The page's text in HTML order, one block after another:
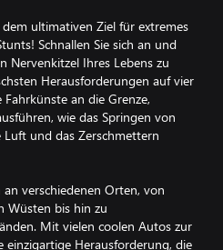
ultimativen Ziel für extremes
Schnallen Sie sich an und
Nervenkitzel Ihres Lebens zu
Herausforderungen auf vier
an die Grenze,
wie das Springen von
Luft und das Zerschmettern
an verschiedenen Orten, von
Wüsten bis hin zu
Mit vielen coolen Autos zur
einzigartige Herausforderung, die